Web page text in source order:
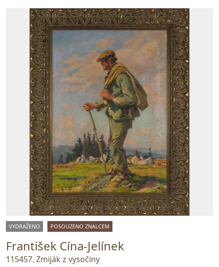
VYDRAŽENO POSOUZENO ZNALCEM
František Cína-Jelínek
115457. Zmiják z vysočiny